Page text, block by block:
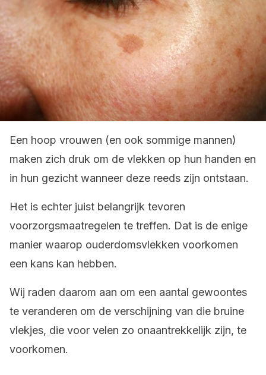
Een hoop vrouwen (en ook sommige mannen)
maken zich druk om de vlekken op hun handen en
in hun gezicht wanneer deze reeds zijn ontstaan.
Het is echter juist belangrijk tevoren
voorzorgsmaatregelen te treffen. Dat is de enige
manier waarop ouderdomsvlekken voorkomen
een kans kan hebben.
Wij raden daarom aan om een aantal gewoontes
te veranderen om de verschijning van die bruine
vlekjes, die voor velen zo onaantrekkelijk zijn, te
voorkomen.